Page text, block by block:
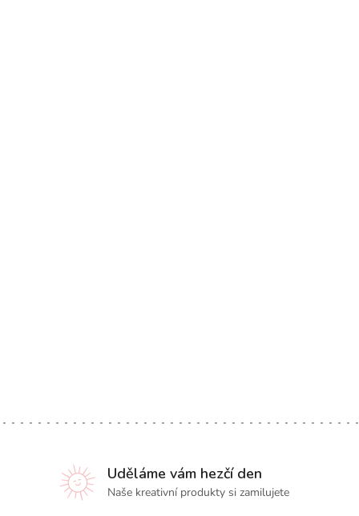
Uděláme vám hezčí den
Naše kreativní produkty si zamilujete